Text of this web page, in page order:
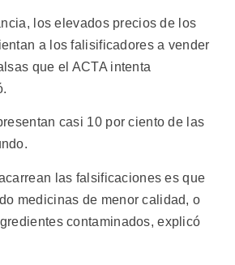
los elevados precios de los
a los falisificadores a vender
que el ACTA intenta
casi 10 por ciento de las
las falsificaciones es que
medicinas de menor calidad, o
contaminados, explicó